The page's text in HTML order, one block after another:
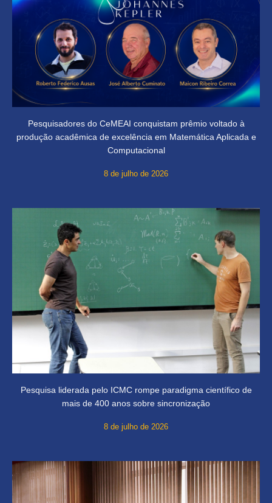
Pesquisadores do CeMEAI conquistam prêmio voltado à
produção acadêmica de excelência em Matemática Aplicada e
Computacional
8 de julho de 2026
Pesquisa liderada pelo ICMC rompe paradigma científico de
mais de 400 anos sobre sincronização
8 de julho de 2026